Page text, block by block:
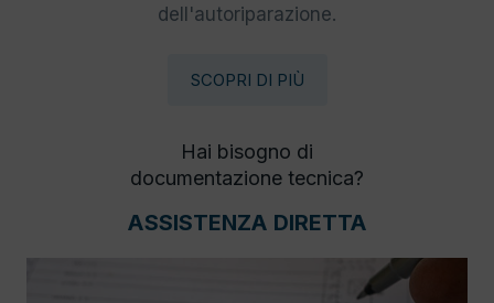
dell'autoriparazione.
SCOPRI DI PIÙ
Hai bisogno di
documentazione tecnica?
ASSISTENZA DIRETTA